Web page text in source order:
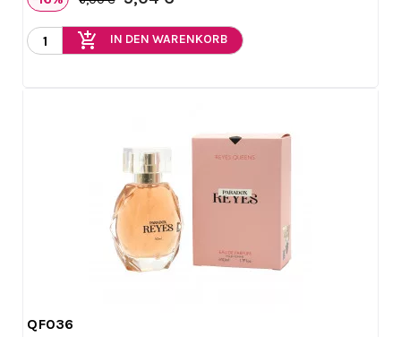
add_shopping_cart IN DEN WARENKORB
QF036